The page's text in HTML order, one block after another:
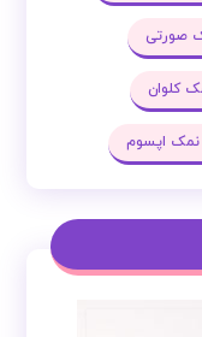
صورتی
کلوان
نمک اپسوم